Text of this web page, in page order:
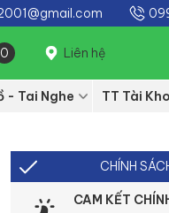
0 Liên hệ
- Tai Nghe TT Tài
CHÍNH
CAM KẾT